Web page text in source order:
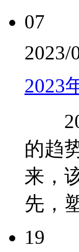
07
2023/
2023
的趋
来，
先，
19